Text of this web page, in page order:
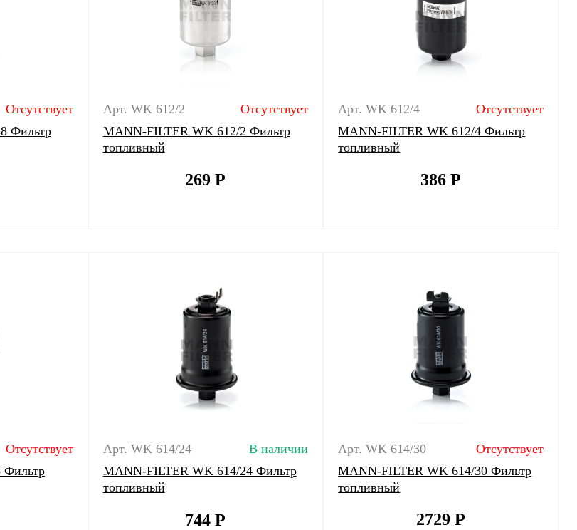
Отсутствует
Фильтр
Арт. WK 612/2
Отсутствует
MANN-FILTER WK 612/2 Фильтр
топливный
269Р
Арт. WK 612/4
Отсутствует
MANN-FILTER WK 612/4 Фильтр
топливный
386Р
Отсутствует
Арт. WK 614/24
В наличии
MANN-FILTER WK 614/24 Фильтр
топливный
744Р
Арт. WK 614/30
Отсутствует
MANN-FILTER WK 614/30 Фильтр
топливный
2729Р